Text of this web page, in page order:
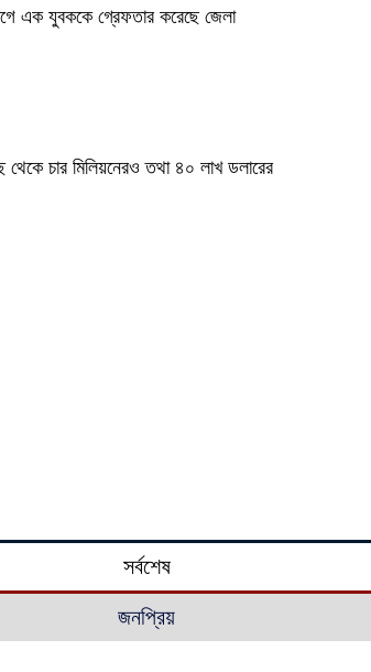
এক যুবককে গ্রেফতার করেছে জেলা
থেকে চার মিলিয়নেরও তথা ৪০ লাখ ডলারের
সর্বশেষ
জনপ্রিয়